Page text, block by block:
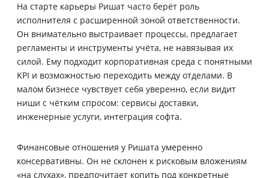
На старте карьеры Ришат часто берёт роль
исполнителя с расширенной зоной ответственности.
Он внимательно выстраивает процессы, предлагает
регламенты и инструменты учёта, не навязывая их
силой. Ему подходит корпоративная среда с понятными
KPI и возможностью переходить между отделами. В
малом бизнесе чувствует себя уверенно, если видит
ниши с чётким спросом: сервисы доставки,
инженерные услуги, интеграция софта.
Финансовые отношения у Ришата умеренно
консервативны. Он не склонен к рисковым вложениям
«на слухах», предпочитает копить под конкретные